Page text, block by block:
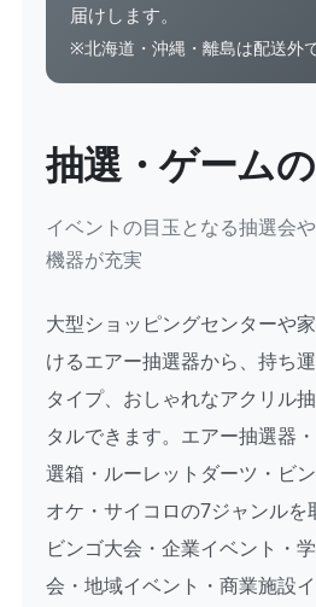
届けします。
※北海道・沖縄・離島は配送外
抽選・ゲーム
イベントの目玉となる抽選会
機器が充実
大型ショッピングセンターや
けるエアー抽選器から、持ち
タイプ、おしゃれなアクリル
タルできます。エアー抽選器
選箱・ルーレットダーツ・ビ
オケ・サイコロの7ジャンルを
ビンゴ大会・企業イベント・
会・地域イベント・商業施設